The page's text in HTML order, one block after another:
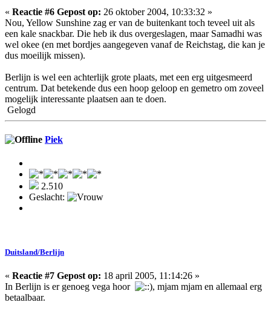
« Reactie #6 Gepost op: 26 oktober 2004, 10:33:32 »
Nou, Yellow Sunshine zag er van de buitenkant toch teveel uit als
een kale snackbar. Die heb ik dus overgeslagen, maar Samadhi was
wel okee (en met bordjes aangegeven vanaf de Reichstag, die kan je
dus moeilijk missen).
Berlijn is wel een achterlijk grote plaats, met een erg uitgesmeerd
centrum. Dat betekende dus een hoop geloop en gemetro om zoveel
mogelijk interessante plaatsen aan te doen.
Gelogd
Piek
2.510
Geslacht:
Duitsland/Berlijn
« Reactie #7 Gepost op: 18 april 2005, 11:14:26 »
In Berlijn is er genoeg vega hoor
, mjam mjam en allemaal erg
betaalbaar.